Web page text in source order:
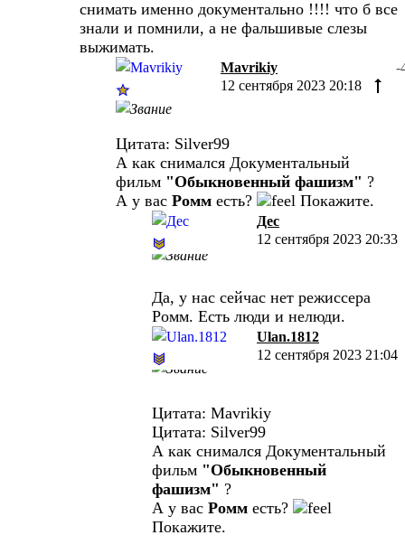
снимать именно документально !!!! что б все
знали и помнили, а не фальшивые слезы
выжимать.
Mavrikiy
-
12 сентября 2023 20:18
Цитата: Silver99
А как снимался Документальный
фильм "Обыкновенный фашизм" ?
А у вас Ромм есть? Покажите.
Дес
12 сентября 2023 20:33
Да, у нас сейчас нет режиссера
Ромм. Есть люди и нелюди.
Ulan.1812
12 сентября 2023 21:04
Цитата: Mavrikiy
Цитата: Silver99
А как снимался Документальный
фильм "Обыкновенный
фашизм" ?
А у вас Ромм есть?
Покажите.